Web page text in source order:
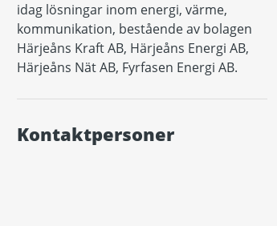
idag lösningar inom energi, värme,
kommunikation, bestående av bolagen
Härjeåns Kraft AB, Härjeåns Energi AB,
Härjeåns Nät AB, Fyrfasen Energi AB.
Kontaktpersoner